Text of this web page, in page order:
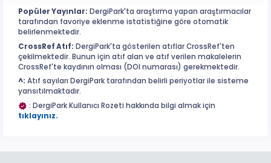
Popüler Yayınlar: DergiPark'ta araştırma yapan araştırmacılar
tarafından favoriye eklenme istatistiğine göre otomatik
belirlenmektedir.
CrossRef Atıf: DergiPark'ta gösterilen atıflar CrossRef'ten
çekilmektedir. Bunun için atıf alan ve atıf verilen makalelerin
CrossRef'te kaydının olması (DOI numarası) gerekmektedir.
^: Atıf sayıları DergiPark tarafından belirli periyotlar ile sisteme
yansıtılmaktadır.
: DergiPark Kullanıcı Rozeti hakkında bilgi almak için
tıklayınız.